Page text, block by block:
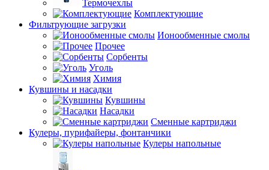
Термочехлы
Комплектующие
Фильтрующие загрузки
Ионообменные смолы
Прочее
Сорбенты
Уголь
Химия
Кувшины и насадки
Кувшины
Насадки
Сменные картриджи
Кулеры, пурифайеры, фонтанчики
Кулеры напольные